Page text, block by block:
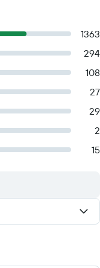
1363
294
108
27
29
2
15